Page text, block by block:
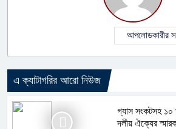
আপলোডকারীর
এ ক্যাটাগরির আরো নিউজ
গ্যাস সংকটসহ ১০
দলীয় ঐক্যের